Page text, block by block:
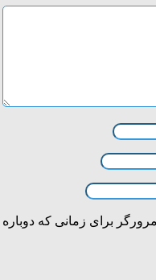
برای زمانی که